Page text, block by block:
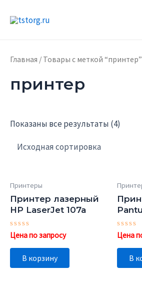
Главная / Товары с меткой “принтер”
принтер
Показаны все результаты (4)
Принтеры
Принтер лазерный
HP LaserJet 107a
Оценка
0
из
В корзину
0
из
В